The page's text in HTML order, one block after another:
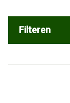
Filteren